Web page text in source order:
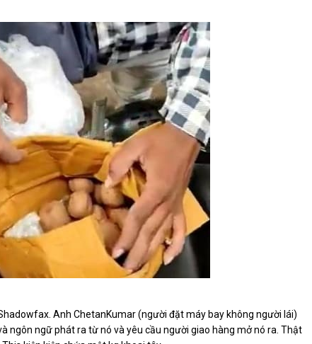
Anh ChetanKumar (người đặt máy bay không người lái)
ngôn ngữ phát ra từ nó và yêu cầu người giao hàng mở nó ra. Thật